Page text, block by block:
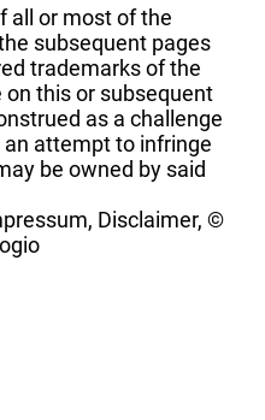
all or most of the
subsequent pages
trademarks of the
this or subsequent
as a challenge
attempt to infringe
be owned by said
Disclaimer, ©